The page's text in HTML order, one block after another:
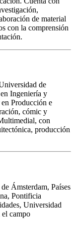
de material
con la comprensión
de
Ingeniería y
Producción e
cómic y
con
producción
Ámsterdam, Países
Pontificia
Universidad
campo